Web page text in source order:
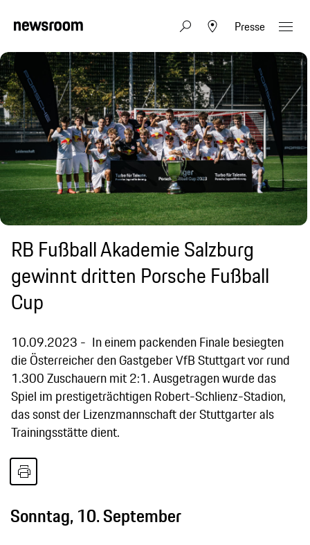
Presse
RB Fußball Akademie Salzburg
gewinnt dritten Porsche Fußball
Cup
10.09.2023
In einem packenden Finale besiegten
die Österreicher den Gastgeber VfB Stuttgart vor rund
1.300 Zuschauern mit 2:1. Ausgetragen wurde das
Spiel im prestigeträchtigen Robert-Schlienz-Stadion,
das sonst der Lizenzmannschaft der Stuttgarter als
Trainingsstätte dient.
Sonntag, 10. September